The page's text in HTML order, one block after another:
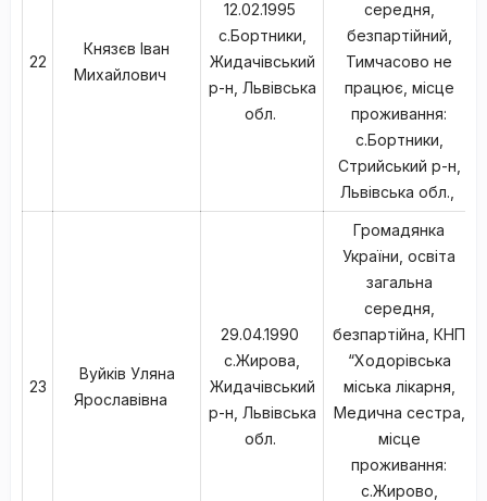
22
Князєв Іван
Михайлович
12.02.1995
с.Бортники,
Жидачівський
р-н, Львівська
обл.
середня,
безпартійний,
Тимчасово не
працює, місце
проживання:
с.Бортники,
Стрийський р-н,
Львівська обл.,
23
Вуйків Уляна
Ярославівна
29.04.1990
с.Жирова,
Жидачівський
р-н, Львівська
обл.
Громадянка
України, освіта
загальна
середня,
безпартійна, КНП
“Ходорівська
міська лікарня,
Медична сестра,
місце
проживання:
с.Жирово,